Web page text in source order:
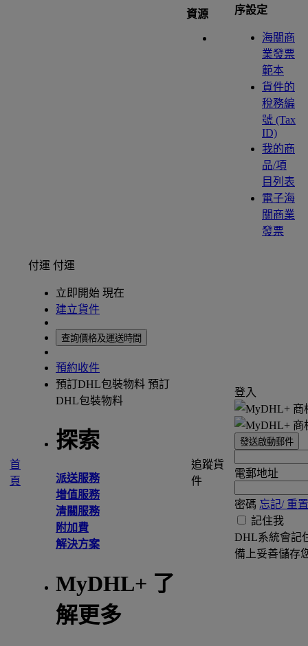
資源
序設定
海關商
業發票
範本
貨件的
稅務編
號 (Tax
ID)
我的商
品/項
目列表
電子海
關商業
發票
首
頁
付運 付運
立即開始 現在
建立貨件
查詢價格及運送時間
預約收件
預訂DHL包裝物料 預訂
DHL包裝物料
探索
派送服務
增值服務
清關服務
附加費
解決方案
MyDHL+ 了
解更多
追蹤貨
件
登入
發送啟動郵件
電郵地址
密碼 忘記/ 重
記住我
DHL系統會記
備上妥善儲存